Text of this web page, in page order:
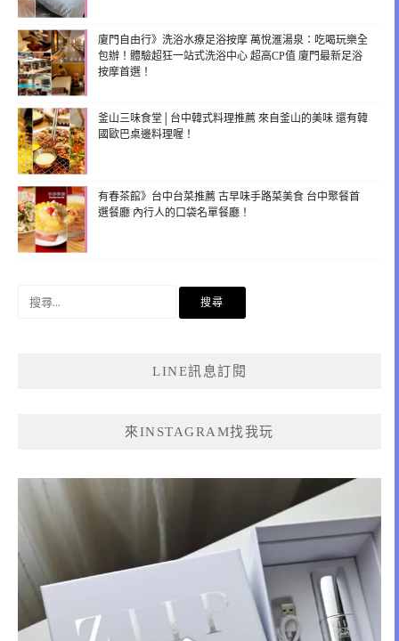
廈門自由行》洗浴水療足浴按摩 萬悅滙湯泉：吃喝玩樂全
包辦！體驗超狂一站式洗浴中心 超高CP值 廈門最新足浴
按摩首選！
釜山三味食堂│台中韓式料理推薦 來自釜山的美味 還有韓
國歐巴桌邊料理喔！
有春茶館》台中台菜推薦 古早味手路菜美食 台中聚餐首
選餐廳 內行人的口袋名單餐廳！
LINE訊息訂閱
來INSTAGRAM找我玩